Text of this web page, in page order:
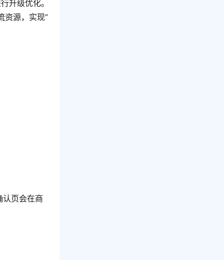
升级优化。
资源，实现”
认页会在商